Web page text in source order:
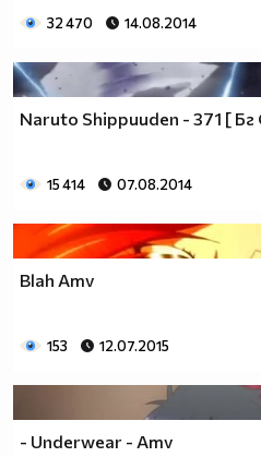
32 470 14.08.2014
Naruto Shippuuden - 371 [
15 414 07.08.2014
Blah Amv
153 12.07.2015
- Underwear - Amv